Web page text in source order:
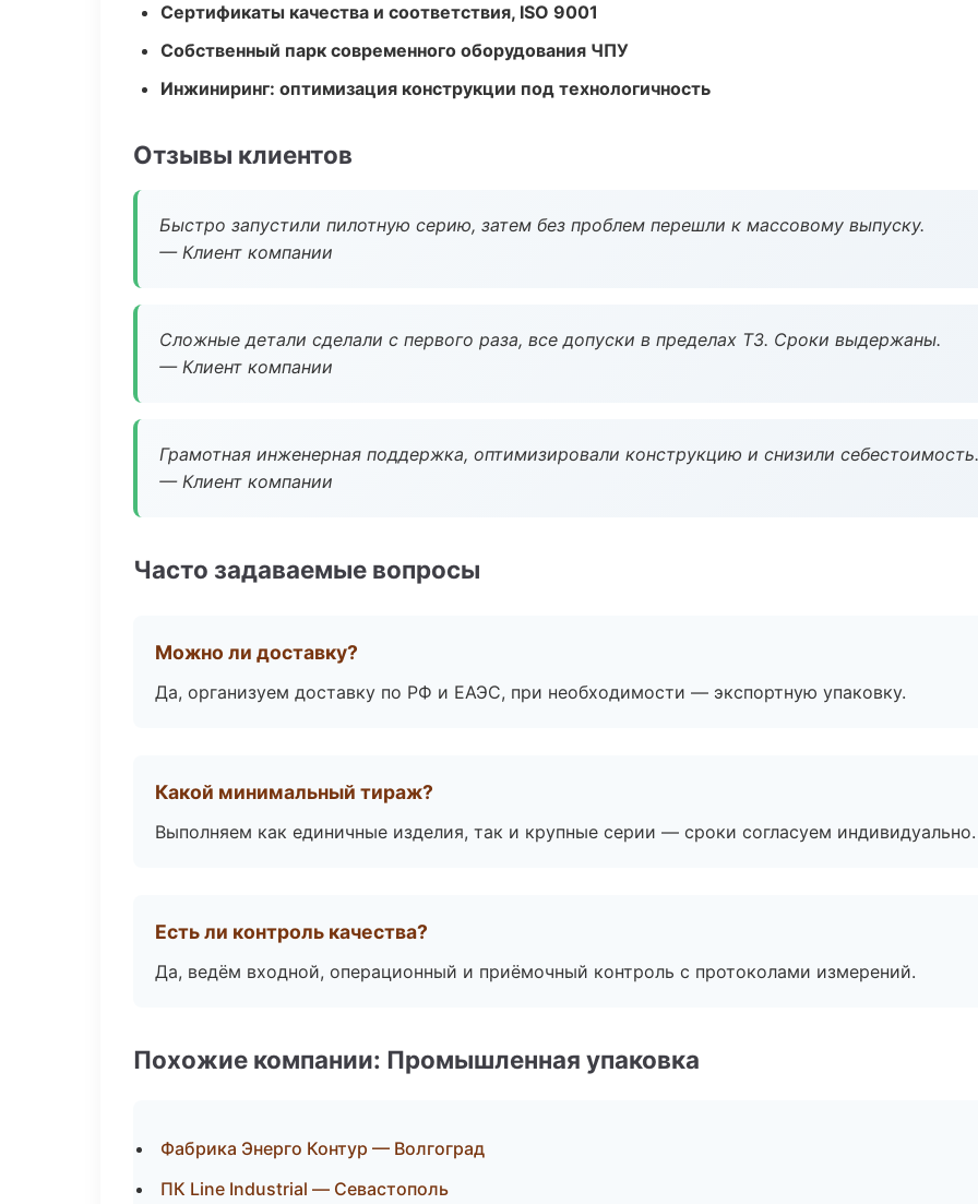
Сертификаты качества и соответствия, ISO 9001
Собственный парк современного оборудования ЧПУ
Инжиниринг: оптимизация конструкции под технологичность
Отзывы клиентов
Быстро запустили пилотную серию, затем без проблем перешли к массовому выпуску.
— Клиент компании
Сложные детали сделали с первого раза, все допуски в пределах ТЗ. Сроки выдержаны.
— Клиент компании
Грамотная инженерная поддержка, оптимизировали конструкцию и снизили себестоимость.
— Клиент компании
Часто задаваемые вопросы
Можно ли доставку?
Да, организуем доставку по РФ и ЕАЭС, при необходимости — экспортную упаковку.
Какой минимальный тираж?
Выполняем как единичные изделия, так и крупные серии — сроки согласуем индивидуально.
Есть ли контроль качества?
Да, ведём входной, операционный и приёмочный контроль с протоколами измерений.
Похожие компании: Промышленная упаковка
Фабрика Энерго Контур — Волгоград
ПК Line Industrial — Севастополь